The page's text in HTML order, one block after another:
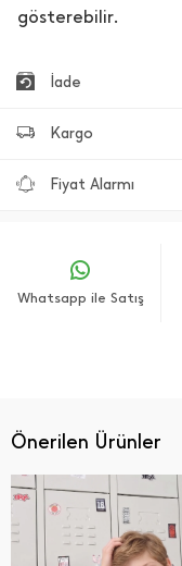
gösterebilir.
İade
Kargo
Fiyat Alarmı
Whatsapp ile Satış
Önerilen Ürünler